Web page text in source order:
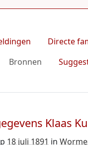
Directe
Bronnen
Klaas
18 juli 1891 in